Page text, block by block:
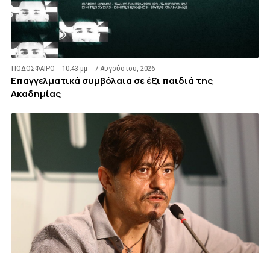
ΠΟΔΟΣΦΑΙΡΟ 10:43 μμ 7 Αυγούστου, 2026
Επαγγελματικά συμβόλαια σε έξι παιδιά της
Ακαδημίας